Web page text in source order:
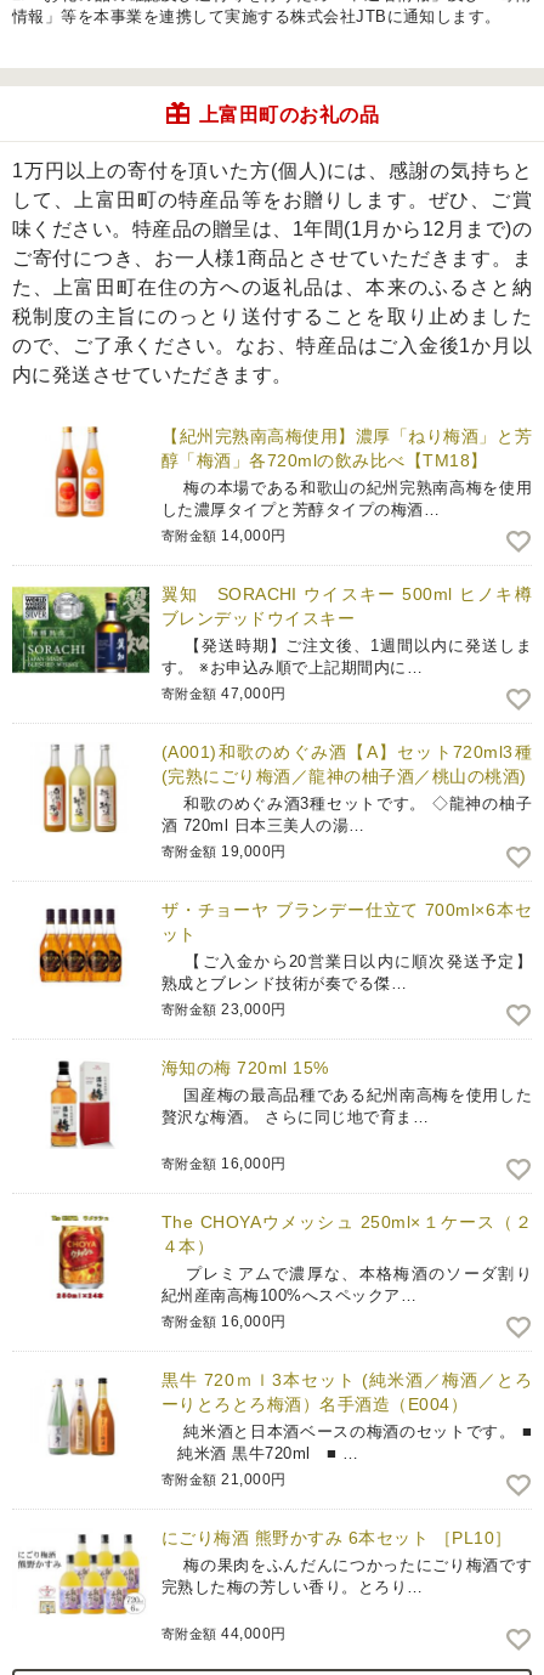
情報」等を本事業を連携して実施する株式会社JTBに通知します。
上富田町のお礼の品
1万円以上の寄付を頂いた方(個人)には、感謝の気持ちと
して、上富田町の特産品等をお贈りします。ぜひ、ご賞
味ください。特産品の贈呈は、1年間(1月から12月まで)の
ご寄付につき、お一人様1商品とさせていただきます。ま
た、上富田町在住の方への返礼品は、本来のふるさと納
税制度の主旨にのっとり送付することを取り止めました
ので、ご了承ください。なお、特産品はご入金後1か月以
内に発送させていただきます。
【紀州完熟南高梅使用】濃厚「ねり梅酒」と芳
醇「梅酒」各720mlの飲み比べ【TM18】
梅の本場である和歌山の紀州完熟南高梅を使用
した濃厚タイプと芳醇タイプの梅酒…
寄附金額 14,000円
翼知 SORACHI ウイスキー 500ml ヒノキ樽
ブレンデッドウイスキー
【発送時期】ご注文後、1週間以内に発送しま
す。 ※お申込み順で上記期間内に…
寄附金額 47,000円
(A001)和歌のめぐみ酒【A】セット720ml3種
(完熟にごり梅酒／龍神の柚子酒／桃山の桃酒)
和歌のめぐみ酒3種セットです。 ◇龍神の柚子
酒 720ml 日本三美人の湯…
寄附金額 19,000円
ザ・チョーヤ ブランデー仕立て 700ml×6本セ
ット
【ご入金から20営業日以内に順次発送予定】
熟成とブレンド技術が奏でる傑…
寄附金額 23,000円
海知の梅 720ml 15%
国産梅の最高品種である紀州南高梅を使用した
贅沢な梅酒。 さらに同じ地で育ま…
寄附金額 16,000円
The CHOYAウメッシュ 250ml×１ケース（２
４本）
プレミアムで濃厚な、本格梅酒のソーダ割り
紀州産南高梅100%へスペックア…
寄附金額 16,000円
黒牛 720ｍｌ3本セット (純米酒／梅酒／とろ
ーりとろとろ梅酒）名手酒造（E004）
純米酒と日本酒ベースの梅酒のセットです。 ■
純米酒 黒牛720ml ■ …
寄附金額 21,000円
にごり梅酒 熊野かすみ 6本セット ［PL10］
梅の果肉をふんだんにつかったにごり梅酒です
完熟した梅の芳しい香り。とろり…
寄附金額 44,000円